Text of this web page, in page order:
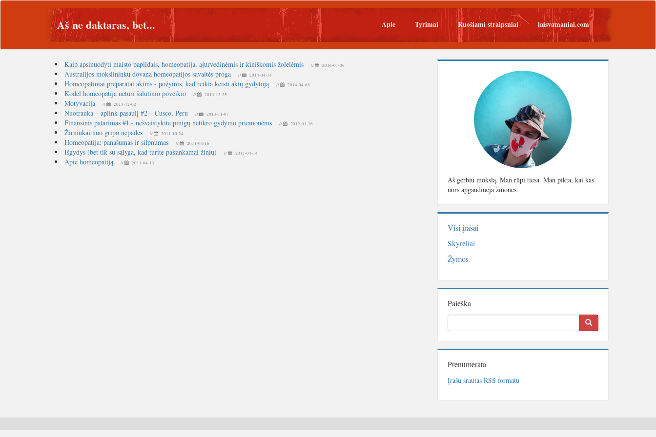
Aš ne daktaras, bet... Apie Tyrimai Ruošiami straipsniai laisvamaniai.com
Kaip apsinuodyti maisto papildais, homeopatija, ajurvedinėmis ir kiniškomis žolelėmis // 2016-01-06
Australijos mokslininkų dovana homeopatijos savaitės proga // 2014-04-14
Homeopatiniai preparatai akims - požymis, kad reikia keisti akių gydytoją // 2014-04-08
Kodėl homeopatija neturi šalutinio poveikio // 2013-12-25
Motyvacija // 2013-12-02
Nuotrauka – aplink pasaulį #2 – Cusco, Peru // 2013-11-07
Finansinis patarimas #1 - nešvaistykite pinigų netikro gydymo priemonėms // 2012-01-26
Žirniukai nuo gripo nepadės // 2011-10-24
Homeopatija: panašumas ir silpnumas // 2011-04-16
Išgydys (bet tik su sąlyga, kad turite pakankamai žinių) // 2011-04-14
Apie homeopatiją // 2011-04-13
Aš gerbiu mokslą. Man rūpi tiesa. Man pikta, kai kas
nors apgaudinėja žmones.
Visi įrašai
Skyreliai
Žymos
Paieška
Prenumerata
Įrašų srautas RSS formatu